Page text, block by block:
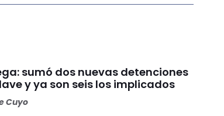
sumó dos nuevas detenciones
y ya son seis los implicados
Cuyo